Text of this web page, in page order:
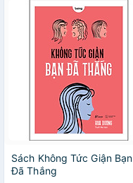
Sách Không Tức Giận Bạn
Đã Thắng